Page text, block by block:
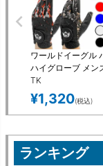
ワールドイーグル
ハイグローブ メン
TK
¥1,320(税込)
ランキング